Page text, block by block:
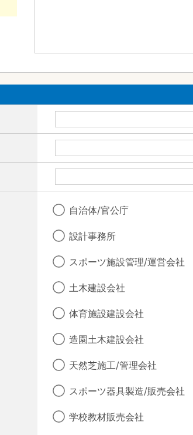
自治体/官公庁
設計事務所
スポーツ施設管理/運営会社
土木建設会社
体育施設建設会社
造園土木建設会社
天然芝施工/管理会社
スポーツ器具製造/販売会社
学校教材販売会社